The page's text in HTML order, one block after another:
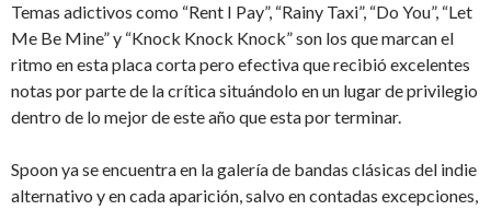
Temas adictivos como “Rent I Pay”, “Rainy Taxi”, “Do You”, “Let
Me Be Mine” y “Knock Knock Knock” son los que marcan el
ritmo en esta placa corta pero efectiva que recibió excelentes
notas por parte de la crítica situándolo en un lugar de privilegio
dentro de lo mejor de este año que esta por terminar.
Spoon ya se encuentra en la galería de bandas clásicas del indie
alternativo y en cada aparición, salvo en contadas excepciones,